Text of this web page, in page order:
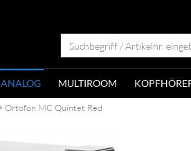
ANALOG MULTIROOM
Ortofon MC Quintet Red